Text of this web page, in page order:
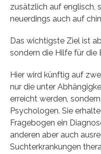
zusätzlich auf englisch,
neuerdings auch auf
Das wichtigste Ziel ist
sondern die Hilfe für die
Hier wird künftig auf
nur die unter
erreicht werden,
Psychologen. Sie
Fragebogen ein
anderen aber auch
Suchterkrankungen